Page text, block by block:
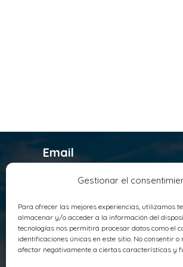
Gestionar el
Para ofrecer las mejores experiencias, utilizamos
almacenar y/o acceder a la información del
tecnologías nos permitirá procesar datos como el
identificaciones únicas en este sitio. No consentir
afectar negativamente a ciertas características y
Email
+ 57 (60) 1 4178800
Sede Principal
Parque Industrial Santo